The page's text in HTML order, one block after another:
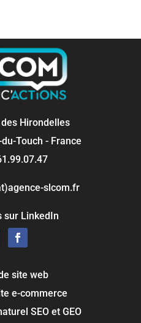
Hirondelles
Touch - France
slcom.fr
sur LinkedIn
site web
e-commerce
SEO et GEO